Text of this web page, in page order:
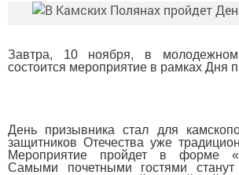
Завтра, 10 ноября, в
состоится мероприятие в рамках Дня
День призывника стал для
защитников Отечества уже
Мероприятие пройдет в форме
Самыми почетными гостями станут